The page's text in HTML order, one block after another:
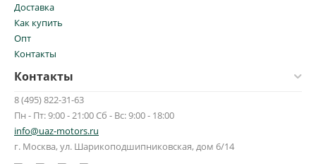
Доставка
Как купить
Опт
Контакты
Контакты
8 (495) 822-31-63
Пн - Пт: 9:00 - 21:00 Сб - Вс: 9:00 - 18:00
info@uaz-motors.ru
г. Москва, ул. Шарикоподшипниковская, дом 6/14